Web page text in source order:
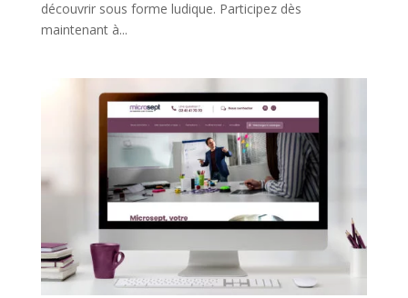
découvrir sous forme ludique. Participez dès
maintenant à...